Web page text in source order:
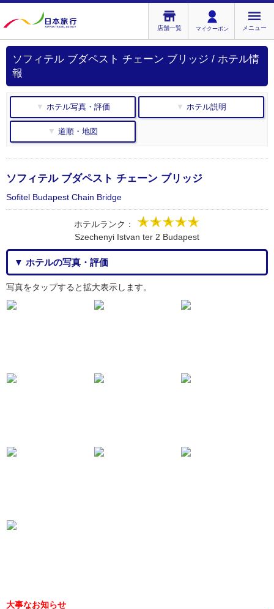
店舗一覧 マイクーポン メニュー
ソフィテル ブダペスト チェーン ブリッジ / ホテル情
報
▼ ホテル写真・評価 ▼ ホテル説明
▼ 道順・地図
ソフィテル ブダペスト チェーン ブリッジ
Sofitel Budapest Chain Bridge
ホテルランク：
Szechenyi Istvan ter 2 Budapest
▼ ホテルの写真・評価
写真をタップすると拡大表示します。
大事なお知らせ